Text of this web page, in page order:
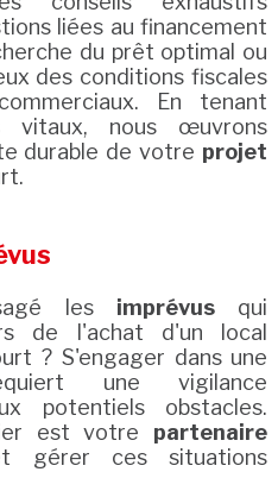
liées au financement
du prêt optimal ou
des conditions fiscales
En tenant
vitaux, nous œuvrons
durable de votre projet
les imprévusqui
de l'achat d'un local
? S'engager dans une
une vigilance
potentiels obstacles.
est votre partenaire
gérer ces situations